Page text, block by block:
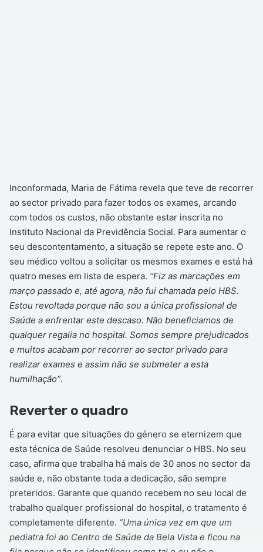
Inconformada, Maria de Fátima revela que teve de recorrer
ao sector privado para fazer todos os exames, arcando
com todos os custos, não obstante estar inscrita no
Instituto Nacional da Previdência Social. Para aumentar o
seu descontentamento, a situação se repete este ano. O
seu médico voltou a solicitar os mesmos exames e está há
quatro meses em lista de espera. “Fiz as marcações em
março passado e, até agora, não fui chamada pelo HBS.
Estou revoltada porque não sou a única profissional de
Saúde a enfrentar este descaso. Não beneficiamos de
qualquer regalia no hospital. Somos sempre prejudicados
e muitos acabam por recorrer ao sector privado para
realizar exames e assim não se submeter a esta
humilhação”.
Reverter o quadro
É para evitar que situações do género se eternizem que
esta técnica de Saúde resolveu denunciar o HBS. No seu
caso, afirma que trabalha há mais de 30 anos no sector da
saúde e, não obstante toda a dedicação, são sempre
preteridos. Garante que quando recebem no seu local de
trabalho qualquer profissional do hospital, o tratamento é
completamente diferente. “Uma única vez em que um
pediatra foi ao Centro de Saúde da Bela Vista e ficou na